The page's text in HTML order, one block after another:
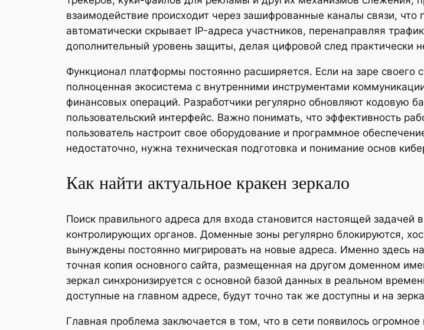
взаимодействие происходит через зашифрованные каналы связи, что
автоматически скрывает IP-адреса участников, перенаправляя
дополнительный уровень защиты, делая цифровой след
Функционал платформы постоянно расширяется. Если на заре своего
полноценная экосистема с внутренними инструментами
финансовых операций. Разработчики регулярно обновляют кодовую
пользовательский интерфейс. Важно понимать, что эффективность
пользователь настроит свое оборудование и программное
недостаточно, нужна техническая подготовка и понимание основ
Как найти актуальное кракен зеркало
Поиск правильного адреса для входа становится настоящей задачей
контролирующих органов. Доменные зоны регулярно блокируются,
вынуждены постоянно мигрировать на новые адреса. Именно здесь
точная копия основного сайта, размещенная на другом доменном
зеркал синхронизируется с основной базой данных в реальном
доступные на главном адресе, будут точно так же доступны и на
Главная проблема заключается в том, что в сети появилось